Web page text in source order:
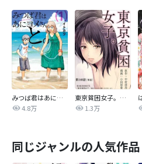
みつば君はあにヨメさんと。
4.8万
東京貧困女子。【単話】
1.3万
同じジャンルの人気作品